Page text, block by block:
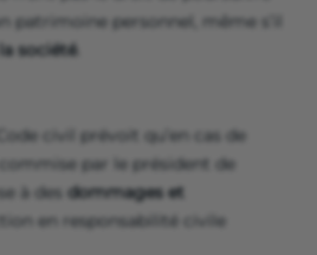
patrimoine personnel, même s’il
société.
civil prévoit qu’en cas de
par le président de
à des dommages et
en responsabilité civile